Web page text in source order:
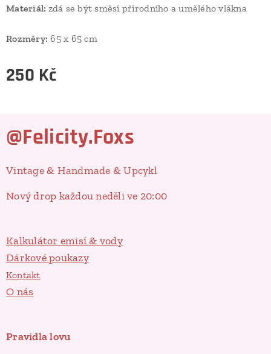
Materiál: zdá se být směsí přírodního a umělého vlákna
Rozměry: 65 x 65 cm
250 Kč
@Felicity.Foxs
Vintage & Handmade & Upcykl
Nový drop každou neděli ve 20:00
Kalkulátor emisí & vody
Dárkové poukazy
Kontakt
O nás
Pravidla lovu